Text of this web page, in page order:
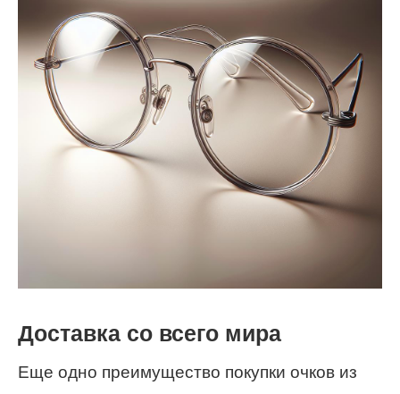
Доставка со всего мира
Еще одно преимущество покупки очков из